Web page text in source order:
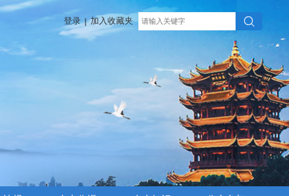
登录 | 加入收藏夹